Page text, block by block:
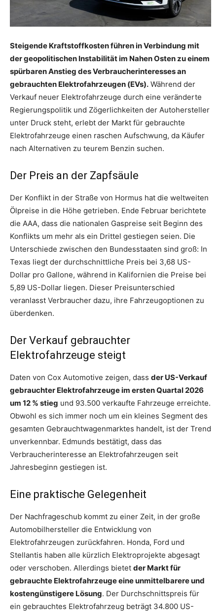
Steigende Kraftstoffkosten führen in Verbindung mit
der geopolitischen Instabilität im Nahen Osten zu einem
spürbaren Anstieg des Verbraucherinteresses an
gebrauchten Elektrofahrzeugen (EVs). Während der
Verkauf neuer Elektrofahrzeuge durch eine veränderte
Regierungspolitik und Zögerlichkeiten der Autohersteller
unter Druck steht, erlebt der Markt für gebrauchte
Elektrofahrzeuge einen raschen Aufschwung, da Käufer
nach Alternativen zu teurem Benzin suchen.
Der Preis an der Zapfsäule
Der Konflikt in der Straße von Hormus hat die weltweiten
Ölpreise in die Höhe getrieben. Ende Februar berichtete
die AAA, dass die nationalen Gaspreise seit Beginn des
Konflikts um mehr als ein Drittel gestiegen seien. Die
Unterschiede zwischen den Bundesstaaten sind groß: In
Texas liegt der durchschnittliche Preis bei 3,68 US-
Dollar pro Gallone, während in Kalifornien die Preise bei
5,89 US-Dollar liegen. Dieser Preisunterschied
veranlasst Verbraucher dazu, ihre Fahrzeugoptionen zu
überdenken.
Der Verkauf gebrauchter
Elektrofahrzeuge steigt
Daten von Cox Automotive zeigen, dass der US-Verkauf
gebrauchter Elektrofahrzeuge im ersten Quartal 2026
um 12 % stieg und 93.500 verkaufte Fahrzeuge erreichte.
Obwohl es sich immer noch um ein kleines Segment des
gesamten Gebrauchtwagenmarktes handelt, ist der Trend
unverkennbar. Edmunds bestätigt, dass das
Verbraucherinteresse an Elektrofahrzeugen seit
Jahresbeginn gestiegen ist.
Eine praktische Gelegenheit
Der Nachfrageschub kommt zu einer Zeit, in der große
Automobilhersteller die Entwicklung von
Elektrofahrzeugen zurückfahren. Honda, Ford und
Stellantis haben alle kürzlich Elektroprojekte abgesagt
oder verschoben. Allerdings bietet der Markt für
gebrauchte Elektrofahrzeuge eine unmittelbarere und
kostengünstigere Lösung. Der Durchschnittspreis für
ein gebrauchtes Elektrofahrzeug beträgt 34.800 US-